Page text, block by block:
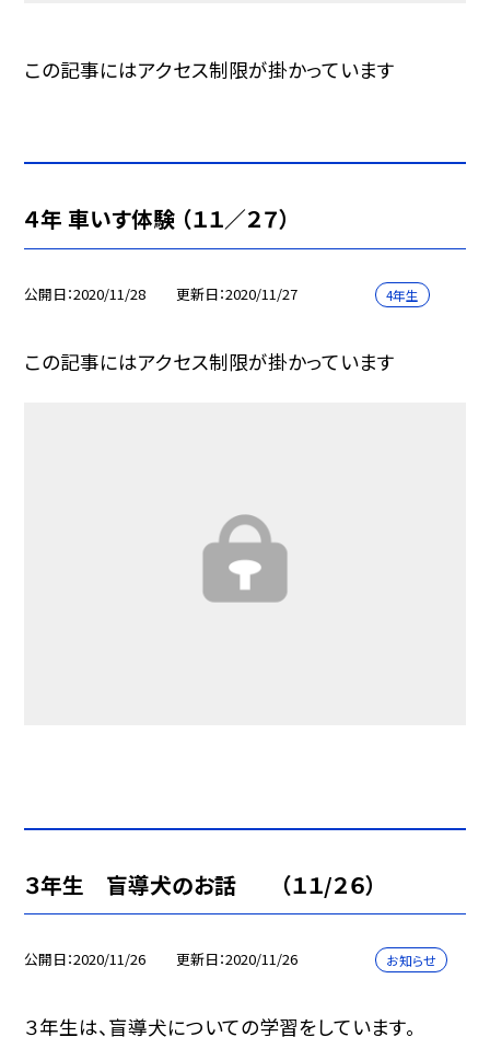
この記事にはアクセス制限が掛かっています
４年 車いす体験 （１１／２７）
公開日 2020/11/28 更新日 2020/11/27 4年生
この記事にはアクセス制限が掛かっています
３年生 盲導犬のお話 （１１/２６）
公開日 2020/11/26 更新日 2020/11/26 お知らせ
３年生は、盲導犬についての学習をしています。